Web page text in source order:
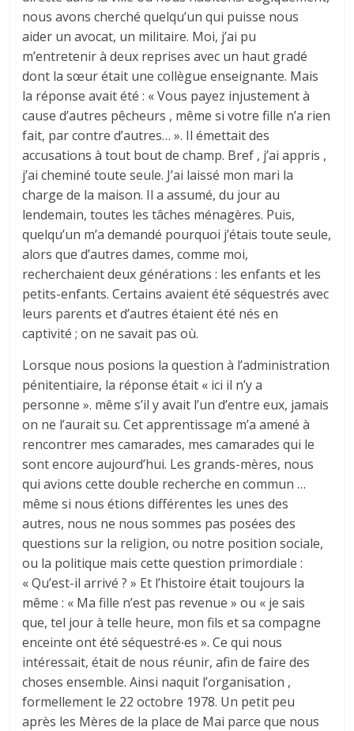
nous avons cherché quelqu’un qui puisse nous
aider un avocat, un militaire. Moi, j’ai pu
m’entretenir à deux reprises avec un haut gradé
dont la sœur était une collègue enseignante. Mais
la réponse avait été : « Vous payez injustement à
cause d’autres pêcheurs , même si votre fille n’a rien
fait, par contre d’autres… ». Il émettait des
accusations à tout bout de champ. Bref , j’ai appris ,
j’ai cheminé toute seule. J’ai laissé mon mari la
charge de la maison. Il a assumé, du jour au
lendemain, toutes les tâches ménagères. Puis,
quelqu’un m’a demandé pourquoi j’étais toute seule,
alors que d’autres dames, comme moi,
recherchaient deux générations : les enfants et les
petits-enfants. Certains avaient été séquestrés avec
leurs parents et d’autres étaient été nés en
captivité ; on ne savait pas où.
Lorsque nous posions la question à l’administration
pénitentiaire, la réponse était « ici il n’y a
personne ». même s’il y avait l’un d’entre eux, jamais
on ne l’aurait su. Cet apprentissage m’a amené à
rencontrer mes camarades, mes camarades qui le
sont encore aujourd’hui. Les grands-mères, nous
qui avions cette double recherche en commun …
même si nous étions différentes les unes des
autres, nous ne nous sommes pas posées des
questions sur la religion, ou notre position sociale,
ou la politique mais cette question primordiale :
« Qu’est-il arrivé ? » Et l’histoire était toujours la
même : « Ma fille n’est pas revenue » ou « je sais
que, tel jour à telle heure, mon fils et sa compagne
enceinte ont été séquestré∙es ». Ce qui nous
intéressait, était de nous réunir, afin de faire des
choses ensemble. Ainsi naquit l’organisation ,
formellement le 22 octobre 1978. Un petit peu
après les Mères de la place de Mai parce que nous